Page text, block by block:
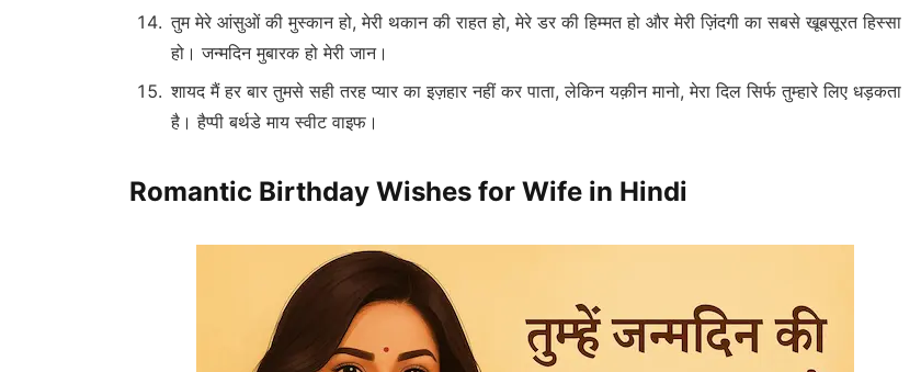
तुम मेरे आंसुओं की मुस्कान हो, मेरी थकान की राहत हो, मेरे डर की हिम्मत हो और मेरी ज़िंदगी का सबसे खूबसूरत हिस्सा
हो। जन्मदिन मुबारक हो मेरी जान।
शायद मैं हर बार तुमसे सही तरह प्यार का इज़हार नहीं कर पाता, लेकिन यक़ीन मानो, मेरा दिल सिर्फ तुम्हारे लिए धड़कता
है। हैप्पी बर्थडे माय स्वीट वाइफ।
Romantic Birthday Wishes for Wife in Hindi